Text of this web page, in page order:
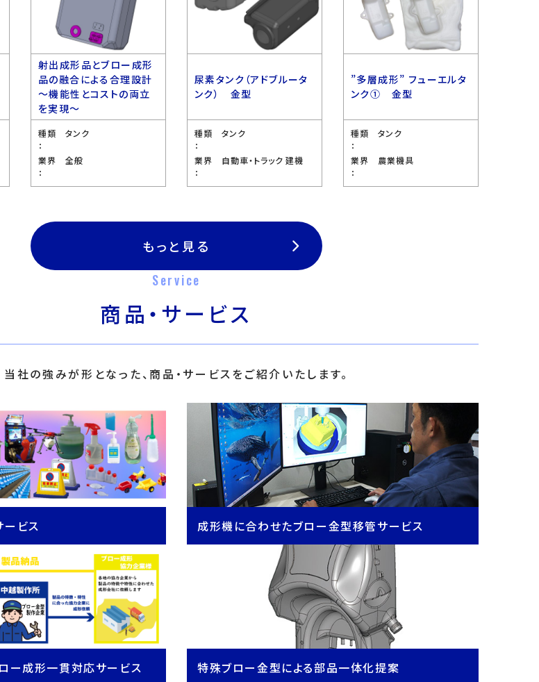
射出成形品とブロー成形
品の融合による合理設計
〜機能性とコストの両立
を実現〜
種類
：
タンク
業界
：
全般
尿素タンク（アドブルータ
ンク） 金型
種類
：
タンク
業界
：
自動車・トラック 建機
”多層成形” フューエルタ
ンク① 金型
種類
：
タンク
業界
：
農業機具
もっと見る
Service
商品・サービス
当社の強みが形となった、商品・サービスをご紹介いたします。
ビス 成形機に合わせたブロー金型移管サービス
ー成形一貫対応サービス 特殊ブロー金型による部品一体化提案